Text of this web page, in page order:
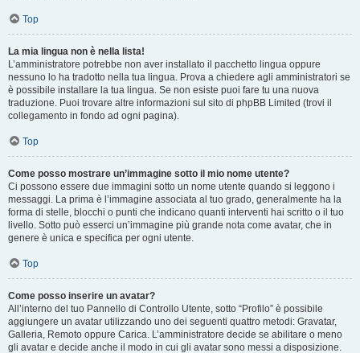
Top
La mia lingua non è nella lista!
L’amministratore potrebbe non aver installato il pacchetto lingua oppure
nessuno lo ha tradotto nella tua lingua. Prova a chiedere agli amministratori se
è possibile installare la tua lingua. Se non esiste puoi fare tu una nuova
traduzione. Puoi trovare altre informazioni sul sito di phpBB Limited (trovi il
collegamento in fondo ad ogni pagina).
Top
Come posso mostrare un’immagine sotto il mio nome utente?
Ci possono essere due immagini sotto un nome utente quando si leggono i
messaggi. La prima è l’immagine associata al tuo grado, generalmente ha la
forma di stelle, blocchi o punti che indicano quanti interventi hai scritto o il tuo
livello. Sotto può esserci un’immagine più grande nota come avatar, che in
genere è unica e specifica per ogni utente.
Top
Come posso inserire un avatar?
All’interno del tuo Pannello di Controllo Utente, sotto “Profilo” è possibile
aggiungere un avatar utilizzando uno dei seguenti quattro metodi: Gravatar,
Galleria, Remoto oppure Carica. L’amministratore decide se abilitare o meno
gli avatar e decide anche il modo in cui gli avatar sono messi a disposizione.